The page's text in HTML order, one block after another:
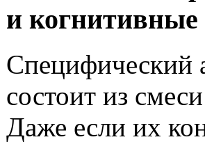
и
Специфический
состоит из
Даже если их